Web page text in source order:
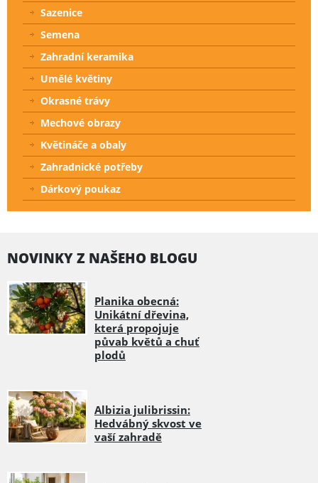
Sazenice
Semena
Zahradní keramika
Umělé květiny
Okrasné trávy
Mechové obrazy
Květináče a obaly
Zahradnické potřeby
Dárkový poukaz
NOVINKY Z NAŠEHO BLOGU
Planika obecná:
Unikátní dřevina,
která propojuje
půvab květů a chuť
plodů
Albizia julibrissin:
Hedvábný skvost ve
vaší zahradě